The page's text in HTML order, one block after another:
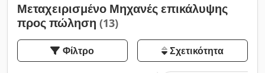
Μεταχειρισμένο Μηχανές επικάλυψης
προς πώληση (13)
Φίλτρο Σχετικότητα